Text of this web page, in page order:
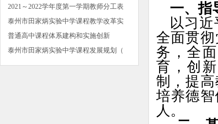
2021～2022学年度第一学期教师分工表
泰州市田家炳实验中学课程教学改革实
普通高中课程体系建构和实施创新
泰州市田家炳实验中学课程发展规划（
一、指
以习
全面贯
务，全
育，创
制，提
培养德
人。